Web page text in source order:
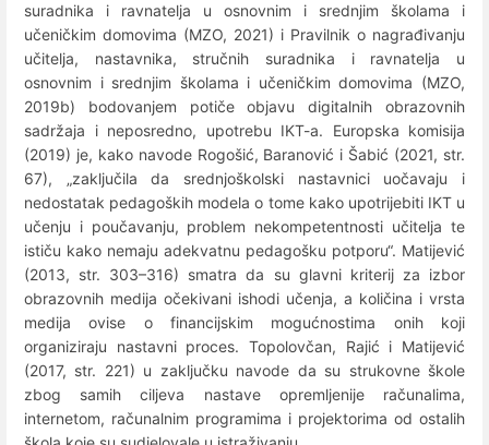
suradnika i ravnatelja u osnovnim i srednjim školama i
učeničkim domovima (MZO, 2021) i Pravilnik o nagrađivanju
učitelja, nastavnika, stručnih suradnika i ravnatelja u
osnovnim i srednjim školama i učeničkim domovima (MZO,
2019b) bodovanjem potiče objavu digitalnih obrazovnih
sadržaja i neposredno, upotrebu IKT-a. Europska komisija
(2019) je, kako navode Rogošić, Baranović i Šabić (2021, str.
67), „zaključila da srednjoškolski nastavnici uočavaju i
nedostatak pedagoških modela o tome kako upotrijebiti IKT u
učenju i poučavanju, problem nekompetentnosti učitelja te
ističu kako nemaju adekvatnu pedagošku potporu“. Matijević
(2013, str. 303–316) smatra da su glavni kriterij za izbor
obrazovnih medija očekivani ishodi učenja, a količina i vrsta
medija ovise o financijskim mogućnostima onih koji
organiziraju nastavni proces. Topolovčan, Rajić i Matijević
(2017, str. 221) u zaključku navode da su strukovne škole
zbog samih ciljeva nastave opremljenije računalima,
internetom, računalnim programima i projektorima od ostalih